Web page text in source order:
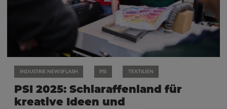
INDUSTRIE NEWSFLASH PSI TEXTILIEN
PSI 2025: Schlaraffenland für
kreative Ideen und